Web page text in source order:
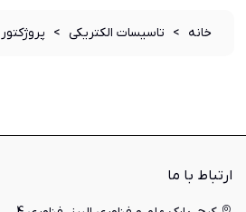
خانه > تاسیسات الکتریکی >
ارتباط با ما